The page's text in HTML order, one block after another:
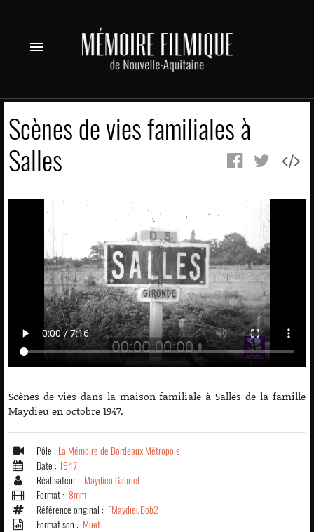
menu
Scènes de vies familiales à
Salles
Scènes de vies dans la maison familiale à Salles de la famille
Maydieu en octobre 1947.
Pôle : La Mémoire de Bordeaux Métropole
Date : 1947
Réalisateur : Maydieu Gabriel
Format : 8mm
Référence original : FMaydieuBob2
Format son : Muet